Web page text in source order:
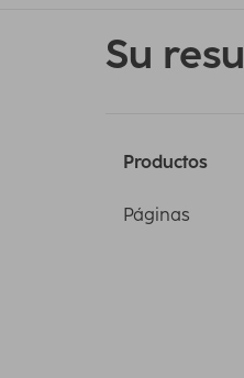
Su
Productos
Páginas